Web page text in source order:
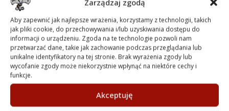
Zarządzaj zgodą
Aby zapewnić jak najlepsze wrażenia, korzystamy z technologii, takich
jak pliki cookie, do przechowywania i/lub uzyskiwania dostępu do
informacji o urządzeniu. Zgoda na te technologie pozwoli nam
przetwarzać dane, takie jak zachowanie podczas przeglądania lub
unikalne identyfikatory na tej stronie. Brak wyrażenia zgody lub
wycofanie zgody może niekorzystnie wpłynąć na niektóre cechy i
funkcje.
Akceptuję